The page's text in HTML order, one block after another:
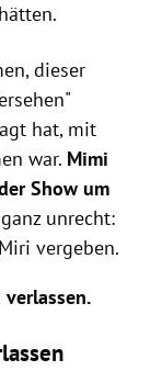
dieser
hat, mit
war. Mimi
Show um
unrecht:
vergeben.